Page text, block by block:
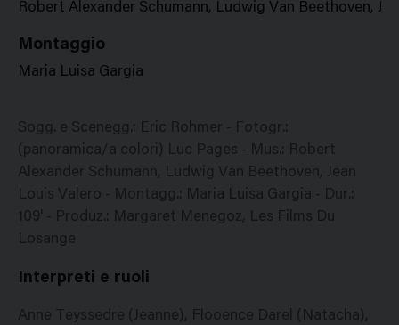
Robert Alexander Schumann, Ludwig Van Beethoven,
Montaggio
Maria Luisa Gargia
Sogg. e Scenegg.: Eric Rohmer - Fotogr.:
(panoramica/a colori) Luc Pages - Mus.: Robert
Alexander Schumann, Ludwig Van Beethoven, Jean
Louis Valero - Montagg.: Maria Luisa Gargia - Dur.:
109' - Produz.: Margaret Menegoz, Les Films Du
Losange
Interpreti e ruoli
Anne Teyssedre (Jeanne), Flooence Darel (Natacha),